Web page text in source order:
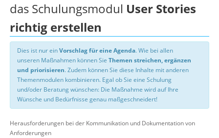
das Schulungsmodul User Stories
richtig erstellen
Dies ist nur einVorschlag für eine Agenda. Wie bei allen
unseren Maßnahmen können Sie Themen streichen, ergänzen
und priorisieren. Zudem können Sie diese Inhalte mit anderen
Themenmodulen kombinieren. Egal ob Sie eine Schulung
und/oder Beratung wünschen: Die Maßnahme wird auf Ihre
Wünsche und Bedürfnisse genau maßgeschneidert!
Herausforderungen bei der Kommunikation und Dokumentation von
Anforderungen